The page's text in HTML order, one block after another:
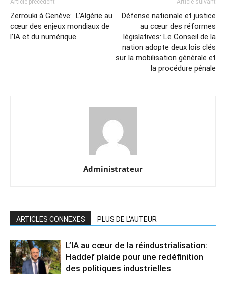
Article précédent
Zerrouki à Genève: L’Algérie au
cœur des enjeux mondiaux de
l’IA et du numérique
Article suivant
Défense nationale et justice
au cœur des réformes
législatives: Le Conseil de la
nation adopte deux lois clés
sur la mobilisation générale et
la procédure pénale
Administrateur
ARTICLES CONNEXES PLUS DE L'AUTEUR
L’IA au cœur de la réindustrialisation:
Haddef plaide pour une redéfinition
des politiques industrielles